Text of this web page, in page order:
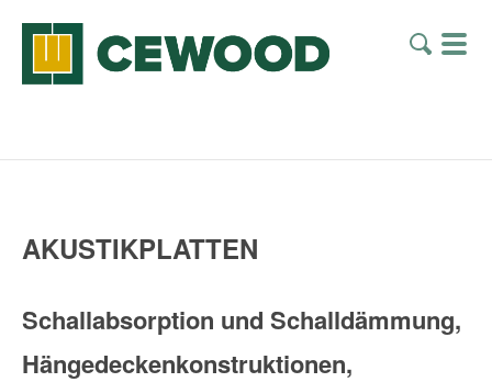
AKUSTIKPLATTEN
Schallabsorption und Schalldämmung,
Hängedeckenkonstruktionen,